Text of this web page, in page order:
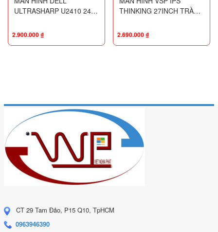
ULTRASHARP U2410 24
2.900.000₫
THINKING 27INCH TRÀN
INCH/FHD/IPS/100HZ/5MS/
2.690.000₫
CT 29 Tam Đảo, P15 Q10, TpHCM
0963946390